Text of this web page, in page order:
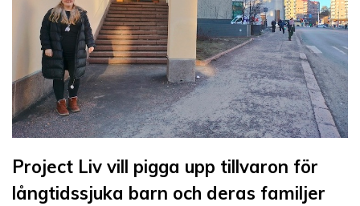
Project Liv vill pigga upp tillvaron för
långtidssjuka barn och deras familjer